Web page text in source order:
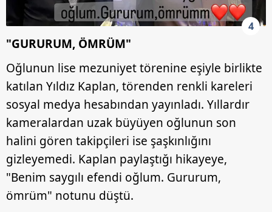
4
"GURURUM, ÖMRÜM"
Oğlunun lise mezuniyet törenine eşiyle birlikte
katılan Yıldız Kaplan, törenden renkli kareleri
sosyal medya hesabından yayınladı. Yıllardır
kameralardan uzak büyüyen oğlunun son
halini gören takipçileri ise şaşkınlığını
gizleyemedi. Kaplan paylaştığı hikayeye,
"Benim saygılı efendi oğlum. Gururum,
ömrüm" notunu düştü.